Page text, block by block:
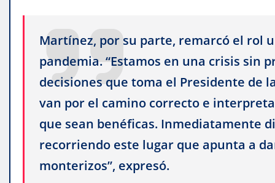
Martínez, por su parte, remarcó el rol
pandemia. “Estamos en una crisis sin
decisiones que toma el Presidente de
van por el camino correcto e
que sean benéficas. Inmediatamente
recorriendo este lugar que apunta a
monterizos”, expresó.